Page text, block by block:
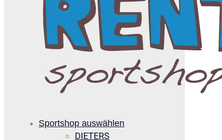
Sportshop auswählen
DIETERS